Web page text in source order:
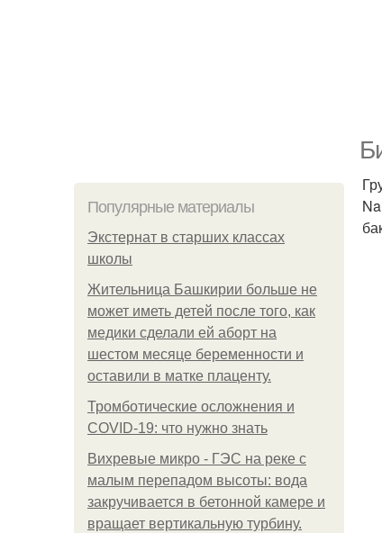
Популярные материалы
Экстернат в старших классах
школы
Жительница Башкирии больше не
может иметь детей после того, как
медики сделали ей аборт на
шестом месяце беременности и
оставили в матке плаценту.
Тромботические осложнения и
COVID-19: что нужно знать
Вихревые микро - ГЭС на реке с
малым перепадом высоты: вода
закручивается в бетонной камере и
вращает вертикальную турбину.